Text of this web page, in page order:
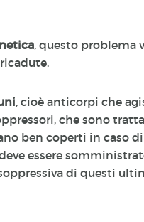
, questo problema
, cioè anticorpi che
che sono
ben coperti in caso
essere
di questi